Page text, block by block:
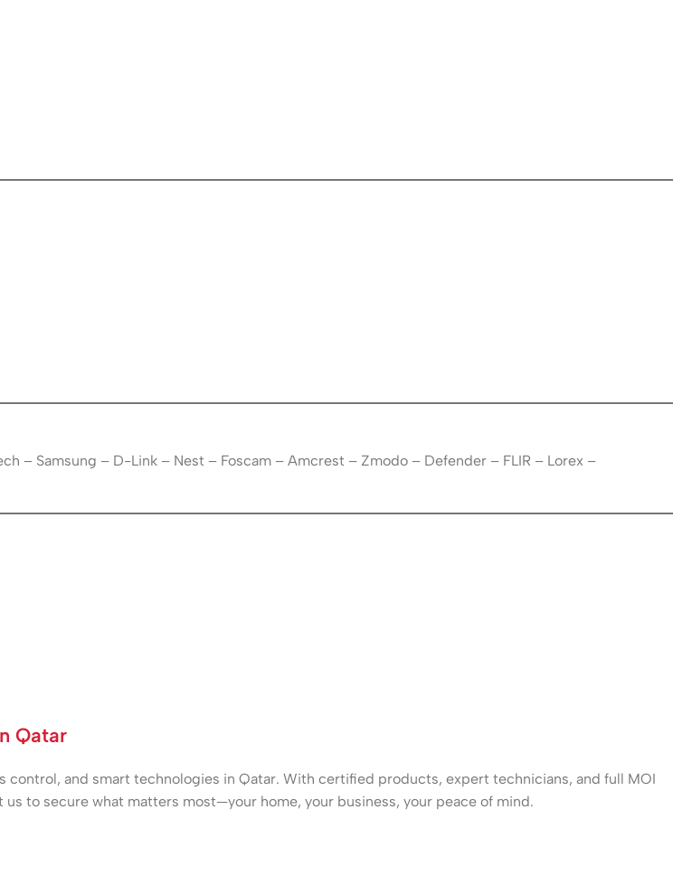
– Samsung – D-Link – Nest – Foscam – Amcrest – Zmodo – Defender – FLIR – Lorex –
Qatar
and smart technologies in Qatar. With certified products, expert technicians, and full MOI
to secure what matters most—your home, your business, your peace of mind.